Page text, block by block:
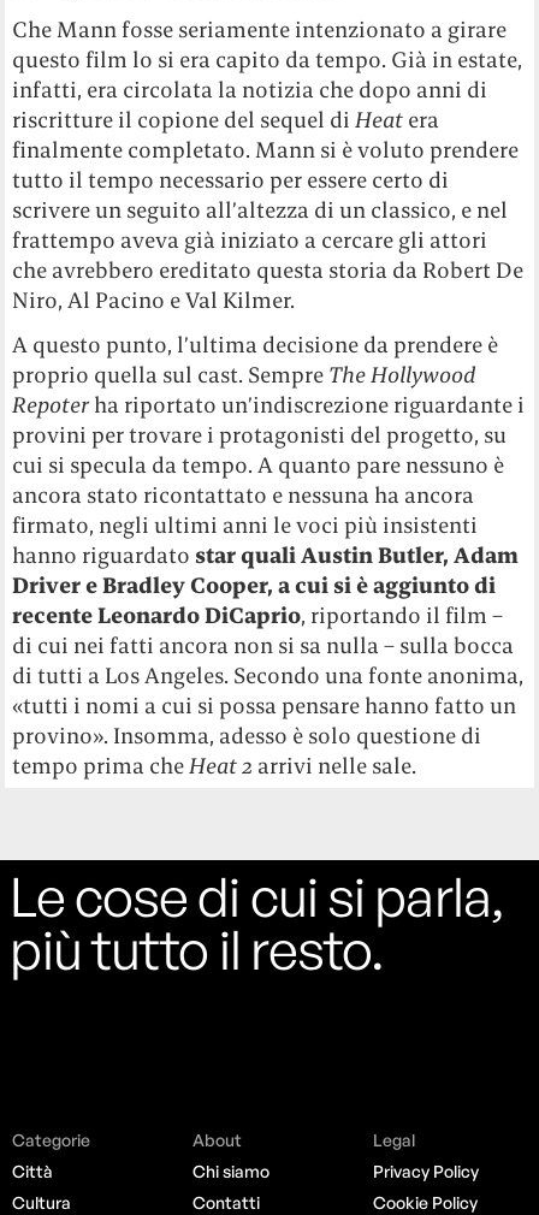
Che Mann fosse seriamente intenzionato a girare
questo film lo si era capito da tempo. Già in estate,
infatti, era circolata la notizia che dopo anni di
riscritture il copione del sequel diHeat era
finalmente completato. Mann si è voluto prendere
tutto il tempo necessario per essere certo di
scrivere un seguito all’altezza di un classico, e nel
frattempo aveva già iniziato a cercare gli attori
che avrebbero ereditato questa storia da Robert De
Niro, Al Pacino e Val Kilmer.
A questo punto, l’ultima decisione da prendere è
proprio quella sul cast. Sempre The Hollywood
Repoter ha riportato un’indiscrezione riguardante i
provini per trovare i protagonisti del progetto, su
cui si specula da tempo. A quanto pare nessuno è
ancora stato ricontattato e nessuna ha ancora
firmato, negli ultimi anni le voci più insistenti
hanno riguardatostar quali Austin Butler, Adam
Driver e Bradley Cooper, a cui si è aggiunto di
recente Leonardo DiCaprio, riportando il film –
di cui nei fatti ancora non si sa nulla – sulla bocca
di tutti a Los Angeles. Secondo una fonte anonima,
«tutti i nomi a cui si possa pensare hanno fatto un
provino». Insomma, adesso è solo questione di
tempo prima cheHeat 2 arrivi nelle sale.
Le cose di cui si parla,
più tutto il resto.
Categorie
Città
Cultura
About
Chi siamo
Contatti
Legal
Privacy Policy
Cookie Policy